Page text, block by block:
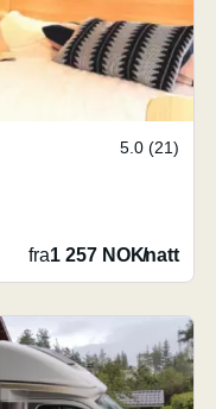
5.0 (21)
fra1 257 NOK/natt